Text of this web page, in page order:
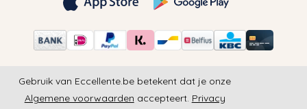
Gebruik van Eccellente.be betekent dat je onze
Algemene voorwaarden accepteert. Privacy